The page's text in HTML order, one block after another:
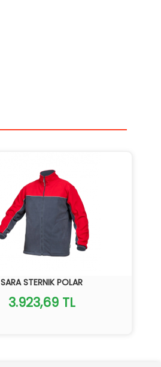
SARA STERNIK POLAR
3.923,69 TL